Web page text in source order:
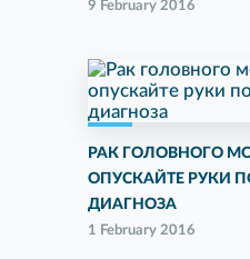
9 February 2016
РАК ГОЛОВНОГО
ОПУСКАЙТЕ РУКИ
ДИАГНОЗА
1 February 2016